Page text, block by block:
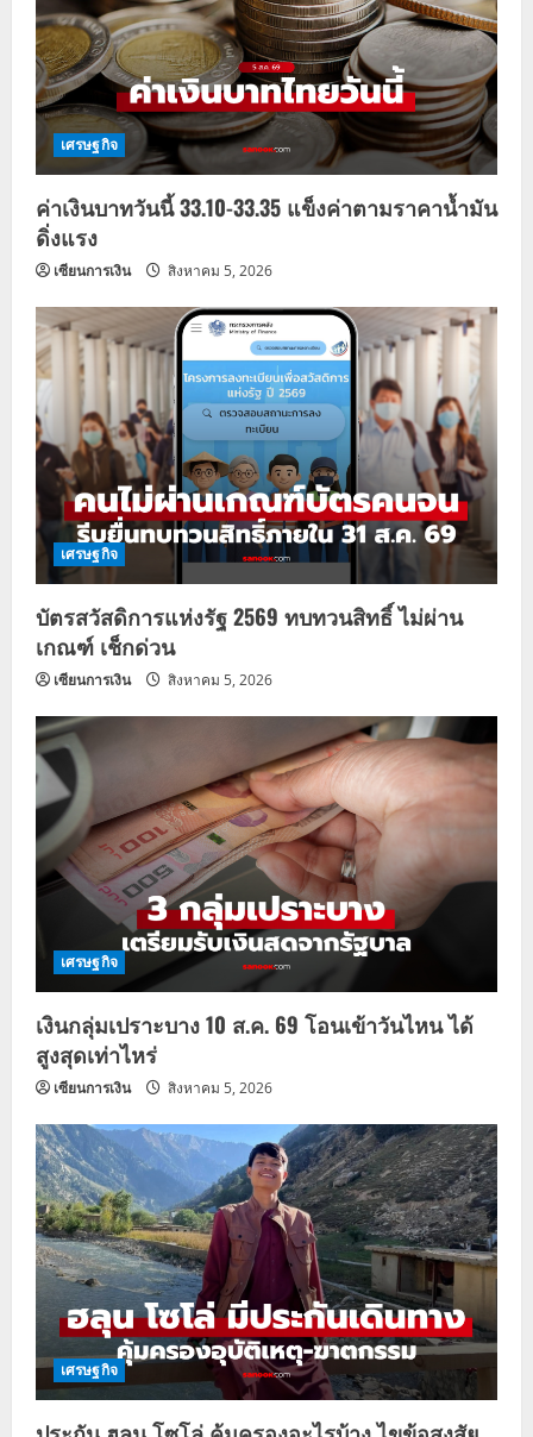
เศรษฐกิจ
ค่าเงินบาทวันนี้ 33.10-33.35 แข็งค่าตามราคาน้ำมัน
ดิ่งแรง
เซียนการเงิน สิงหาคม 5, 2026
เศรษฐกิจ
บัตรสวัสดิการแห่งรัฐ 2569 ทบทวนสิทธิ์ ไม่ผ่าน
เกณฑ์ เช็กด่วน
เซียนการเงิน สิงหาคม 5, 2026
เศรษฐกิจ
เงินกลุ่มเปราะบาง 10 ส.ค. 69 โอนเข้าวันไหน ได้
สูงสุดเท่าไหร่
เซียนการเงิน สิงหาคม 5, 2026
เศรษฐกิจ